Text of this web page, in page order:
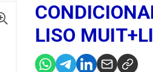
LISO